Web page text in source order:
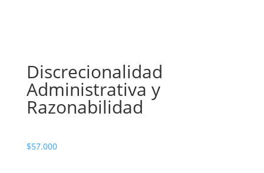
Discrecionalidad
Administrativa y
Razonabilidad
$57.000